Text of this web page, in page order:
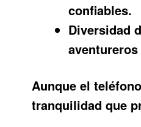
confiables.
Diversidad
Aunque el
tranquilidad que